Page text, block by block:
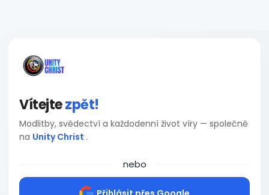
Vítejtezpět!
Modlitby, svědectví a každodenní život víry — společně
na Unity Christ .
nebo